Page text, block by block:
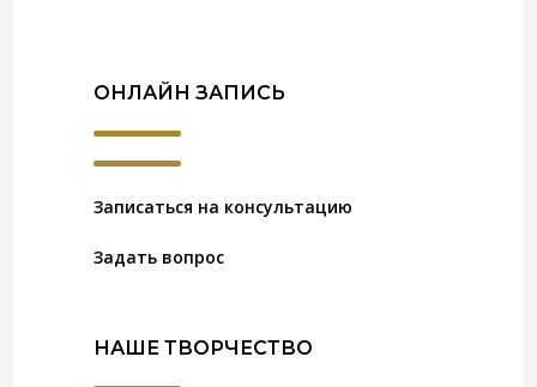
ОНЛАЙН ЗАПИСЬ
Записаться на консультацию
Задать вопрос
НАШЕ ТВОРЧЕСТВО